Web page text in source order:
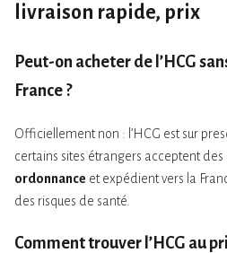
livraison rapide, prix
Peut-on acheter de l’HCG
France ?
Officiellement non : l’HCG est sur
certains sites étrangers acceptent des
ordonnance et expédient vers la
des risques de santé.
Comment trouver l’HCG au